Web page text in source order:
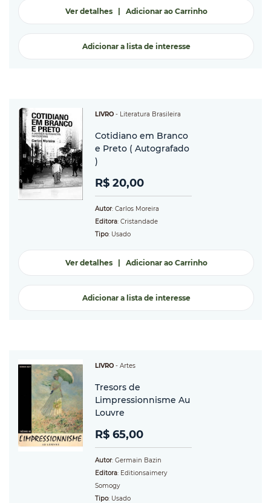
Ver detalhes| Adicionar ao Carrinho
Adicionar a lista de interesse
LIVRO - Literatura Brasileira
Cotidiano em Branco
e Preto ( Autografado
)
R$ 20,00
Autor: Carlos Moreira
Editora: Cristandade
Tipo: Usado
Ver detalhes| Adicionar ao Carrinho
Adicionar a lista de interesse
LIVRO - Artes
Tresors de
Limpressionnisme Au
Louvre
R$ 65,00
Autor: Germain Bazin
Editora: Editionsaimery
Somogy
Tipo: Usado